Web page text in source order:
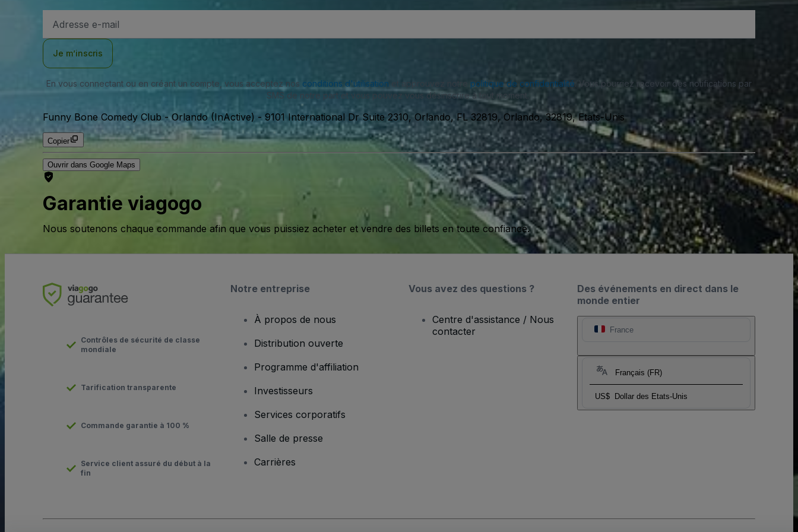
e-
Je m’inscris
En vous connectant ou en créant un compte, vous acceptez nos conditions d'utilisation et approuvez notre politique de confidentialité . Vous pourriez recevoir des notifications par
SMS de notre part et vous pouvez vous désinscrire à tout moment.
Funny Bone Comedy Club - Orlando (InActive) - 9101 International Dr Suite 2310, Orlando, FL 32819, Orlando, 32819, Etats-Unis
Copier
Ouvrir dans Google Maps
Garantie viagogo
Nous soutenons chaque commande afin que vous puissiez acheter et vendre des billets en toute confiance.
Des événements en direct dans le
monde entier
France
Français (FR)
US$ Dollar des Etats-Unis
Contrôles de sécurité de classe
mondiale
Tarification transparente
Commande garantie à 100 %
Service client assuré du début à la
fin
Notre entreprise
À propos de nous
Distribution ouverte
Programme d'affiliation
Investisseurs
Services corporatifs
Salle de presse
Carrières
Vous avez des questions ?
Centre d'assistance / Nous
contacter